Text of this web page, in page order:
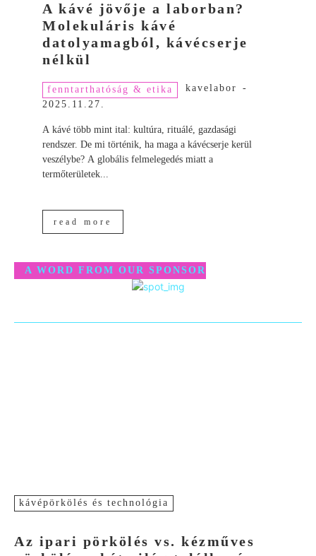
A kávé jövője a laborban?
Molekuláris kávé
datolyamagból, kávécserje
nélkül
fenntarthatóság & etika kavelabor
-
2025.11.27.
A kávé több mint ital: kultúra, rituálé, gazdasági
rendszer. De mi történik, ha maga a kávécserje kerül
veszélybe? A globális felmelegedés miatt a
termőterületek...
read more
A WORD FROM OUR SPONSOR
kávépörkölés és technológia
Az ipari pörkölés vs. kézműves